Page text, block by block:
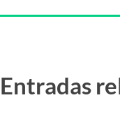
Entradas